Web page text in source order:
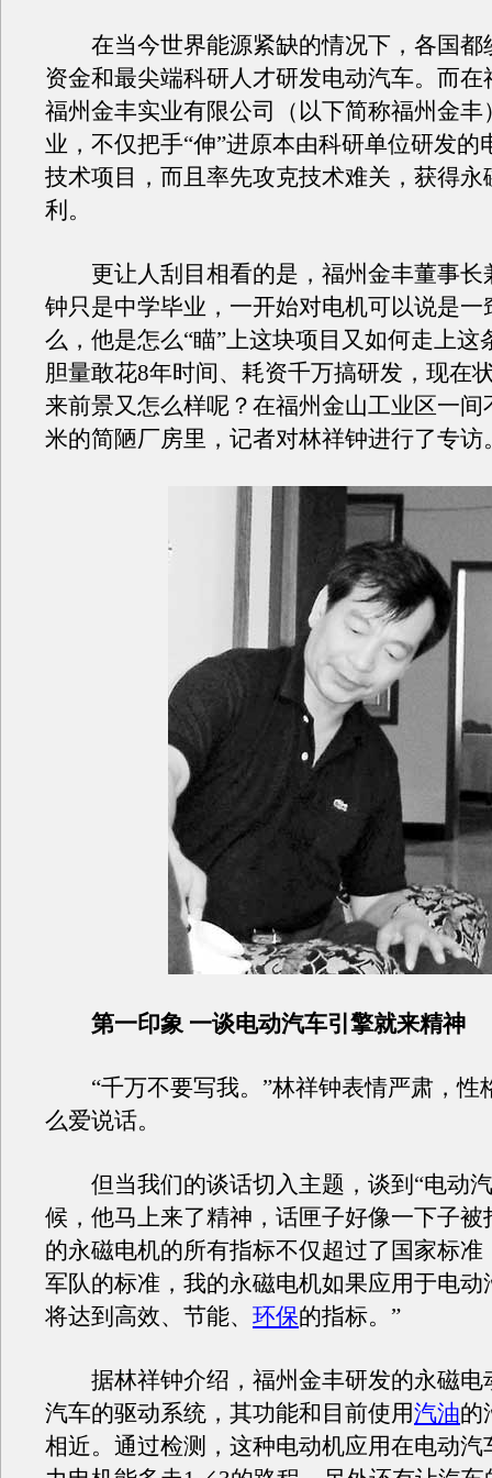
在当今世界能源紧缺的情况下，各国都
资金和最尖端科研人才研发电动汽车。而在
福州金丰实业有限公司（以下简称福州金丰
业，不仅把手“伸”进原本由科研单位研发的
技术项目，而且率先攻克技术难关，获得永
利。
更让人刮目相看的是，福州金丰董事长
钟只是中学毕业，一开始对电机可以说是一
么，他是怎么“瞄”上这块项目又如何走上这
胆量敢花8年时间、耗资千万搞研发，现在
来前景又怎么样呢？在福州金山工业区一间
米的简陋厂房里，记者对林祥钟进行了专访
第一印象 一谈电动汽车引擎就来精神
“千万不要写我。”林祥钟表情严肃，性
么爱说话。
但当我们的谈话切入主题，谈到“电动汽
候，他马上来了精神，话匣子好像一下子被
的永磁电机的所有指标不仅超过了国家标准
军队的标准，我的永磁电机如果应用于电动
将达到高效、节能、 环保的指标。”
据林祥钟介绍，福州金丰研发的永磁电
汽车的驱动系统，其功能和目前使用汽油的
相近。通过检测，这种电动机应用在电动汽